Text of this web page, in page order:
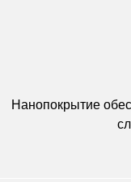
Нанопокрытие